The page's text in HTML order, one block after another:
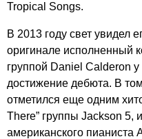
Tropical Songs.
В 2013 году свет увидел
оригинале исполненный
группой Daniel Calderon y
достижение дебюта. В
отметился еще одним
There” группы Jackson 5,
американского пианиста